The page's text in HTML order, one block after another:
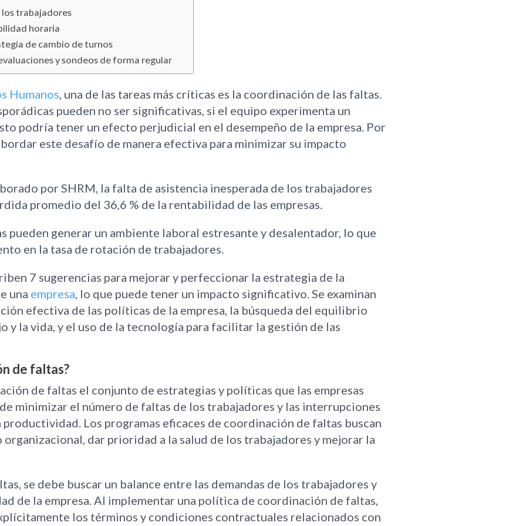
trabajadores
horaria
de cambio de turnos
y sondeos de forma regular
Humanos , una de las tareas más críticas es la coordinación de las faltas.
pueden no ser significativas, si el equipo experimenta un
podría tener un efecto perjudicial en el desempeño de la empresa. Por
este desafío de manera efectiva para minimizar su impacto
por SHRM, la falta de asistencia inesperada de los trabajadores
promedio del 36,6 % de la rentabilidad de las empresas.
pueden generar un ambiente laboral estresante y desalentador, lo que
en la tasa de rotación de trabajadores.
7 sugerencias para mejorar y perfeccionar la estrategia de la
una empresa , lo que puede tener un impacto significativo. Se examinan
efectiva de las políticas de la empresa, la búsqueda del equilibrio
y la vida, y el uso de la tecnología para facilitar la gestión de las
de faltas?
de faltas el conjunto de estrategias y políticas que las empresas
minimizar el número de faltas de los trabajadores y las interrupciones
productividad. Los programas eficaces de coordinación de faltas buscan
dar prioridad a la salud de los trabajadores y mejorar la
se debe buscar un balance entre las demandas de los trabajadores y
de la empresa. Al implementar una política de coordinación de faltas,
los términos y condiciones contractuales relacionados con